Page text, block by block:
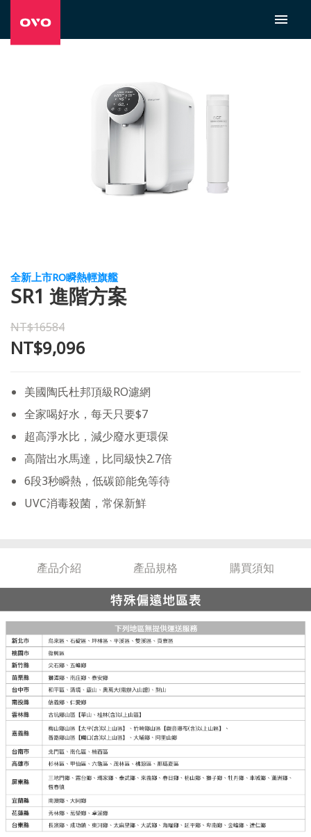
全新上市RO瞬熱輕旗艦
SR1 進階方案
NT$16584
NT$9,096
美國陶氏杜邦頂級RO濾網
全家喝好水，每天只要$7
超高淨水比，減少廢水更環保
高階出水馬達，比同級快2.7倍
6段3秒瞬熱，低碳節能免等待
UVC消毒殺菌，常保新鮮
產品介紹 產品規格 購買須知